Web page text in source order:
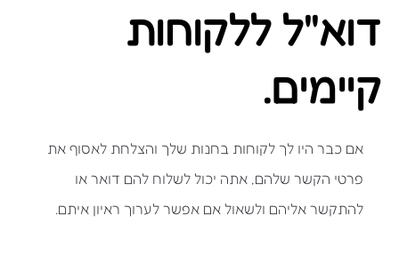
דוא"ל ללקוחות
קיימים.
אם כבר היו לך לקוחות בחנות שלך והצלחת לאסוף את
פרטי הקשר שלהם, אתה יכול לשלוח להם דואר או
להתקשר אליהם ולשאול אם אפשר לערוך ראיון איתם.